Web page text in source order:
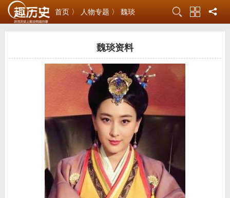
首页 〉 人物专题 〉 魏琰
魏琰资料